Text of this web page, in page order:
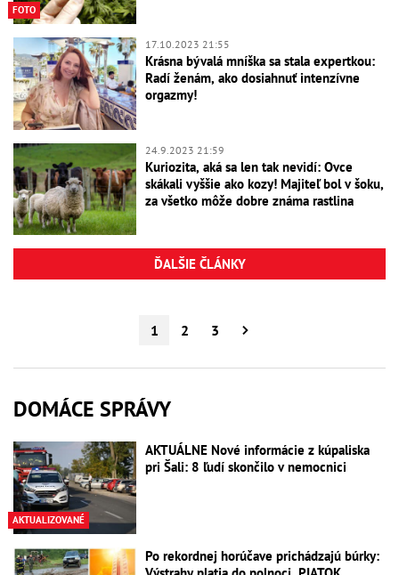
FOTO
17.10.2023 21:55
Krásna bývalá mníška sa stala expertkou:
Radí ženám, ako dosiahnuť intenzívne
orgazmy!
24.9.2023 21:59
Kuriozita, aká sa len tak nevidí: Ovce
skákali vyššie ako kozy! Majiteľ bol v šoku,
za všetko môže dobre známa rastlina
ĎALŠIE ČLÁNKY
1 2 3
DOMÁCE SPRÁVY
AKTUALIZOVANÉ
AKTUÁLNE Nové informácie z kúpaliska
pri Šali: 8 ľudí skončilo v nemocnici
Po rekordnej horúčave prichádzajú búrky: